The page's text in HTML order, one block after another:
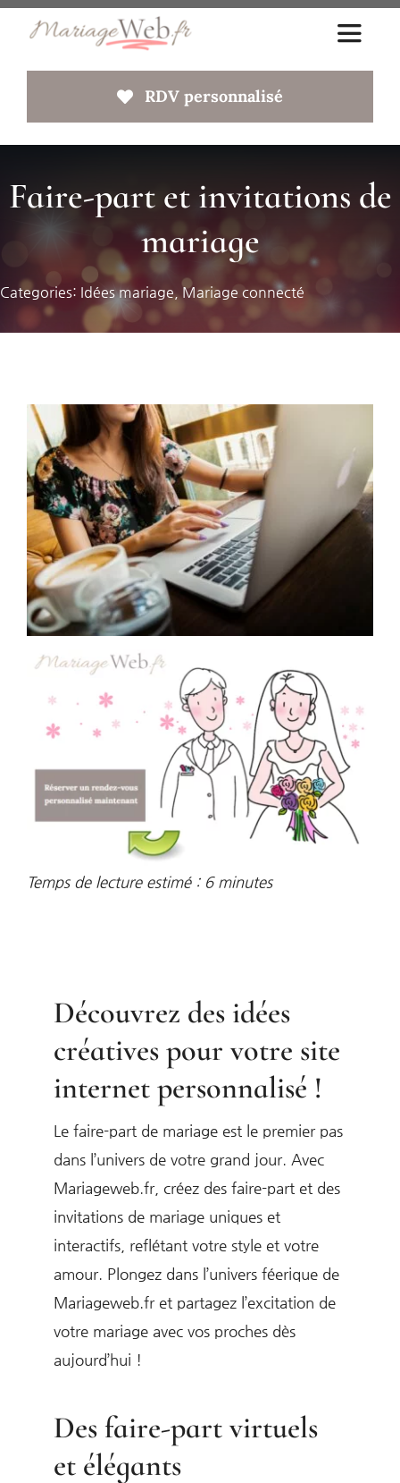
Passer
contenu
Toggle
Faq
RDV personnalisé
Faire-part et invitations de
mariage
Categories: Idées mariage, Mariage connecté
Temps de lecture estimé : 6 minutes
Découvrez des idées
créatives pour votre site
internet personnalisé !
Le faire-part de mariage est le premier pas
dans l’univers de votre grand jour. Avec
Mariageweb.fr, créez des faire-part et des
invitations de mariage uniques et
interactifs, reflétant votre style et votre
amour. Plongez dans l’univers féerique de
Mariageweb.fr et partagez l’excitation de
votre mariage avec vos proches dès
aujourd’hui !
Des faire-part virtuels
et élégants